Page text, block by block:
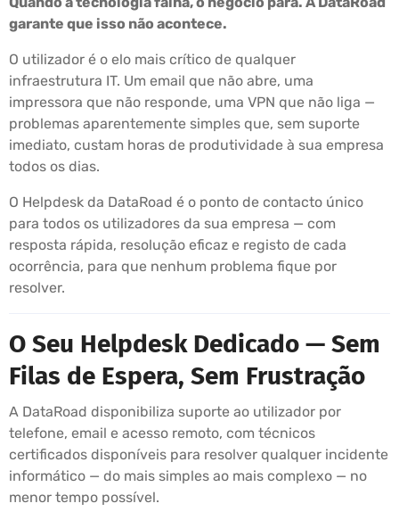
garante que isso não acontece.
O utilizador é o elo mais crítico de qualquer
infraestrutura IT. Um email que não abre, uma
impressora que não responde, uma VPN que não liga —
problemas aparentemente simples que, sem suporte
imediato, custam horas de produtividade à sua empresa
todos os dias.
O Helpdesk da DataRoad é o ponto de contacto único
para todos os utilizadores da sua empresa — com
resposta rápida, resolução eficaz e registo de cada
ocorrência, para que nenhum problema fique por
resolver.
O Seu Helpdesk Dedicado — Sem
Filas de Espera, Sem Frustração
A DataRoad disponibiliza suporte ao utilizador por
telefone, email e acesso remoto, com técnicos
certificados disponíveis para resolver qualquer incidente
informático — do mais simples ao mais complexo — no
menor tempo possível.